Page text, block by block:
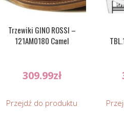
Trzewiki GINO ROSSI –
121AM0180 Camel
309.99zł
Przejdź do produktu